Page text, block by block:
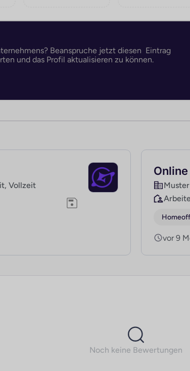
Beanspruche jetzt diesen Eintrag
und das Profil aktualisieren zu können.
Vollzeit
vor 9
Noch keine Bewertungen